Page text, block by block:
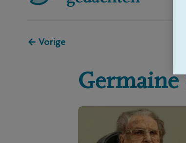
← Vorige
Germaine